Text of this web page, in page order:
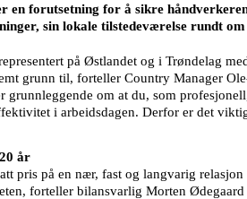
en forutsetning for å sikre
sin lokale tilstedeværelse rundt om
på Østlandet og i Trøndelag
grunn til, forteller Country Manager
om at du, som
i arbeidsdagen. Derfor er det
år
pris på en nær, fast og langvarig
forteller bilansvarlig Morten